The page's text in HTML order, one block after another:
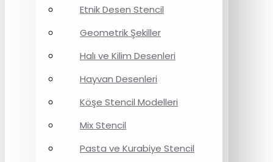
Etnik Desen Stencil
Geometrik Şekiller
Halı ve Kilim Desenleri
Hayvan Desenleri
Köşe Stencil Modelleri
Mix Stencil
Pasta ve Kurabiye Stencil